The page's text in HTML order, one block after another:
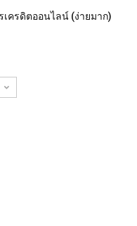
ครดิตออนไลน์ (ง่ายมาก)